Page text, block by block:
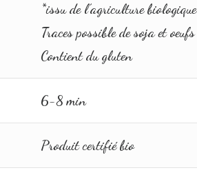
*issu de l’agriculture biologique
Traces possible de soja et oeufs
Contient du gluten
6-8 min
Produit certifié bio